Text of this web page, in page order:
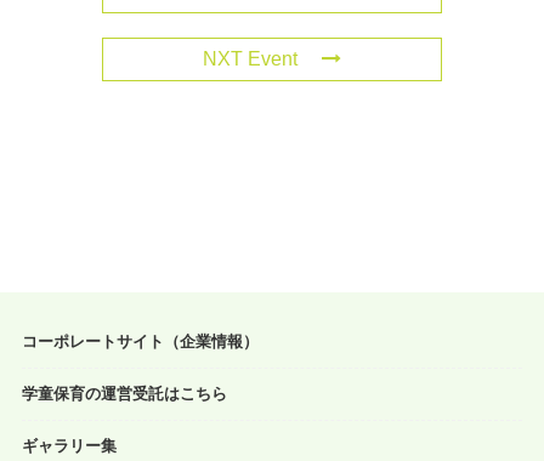
NXT Event
コーポレートサイト（企業情報）
学童保育の運営受託はこちら
ギャラリー集